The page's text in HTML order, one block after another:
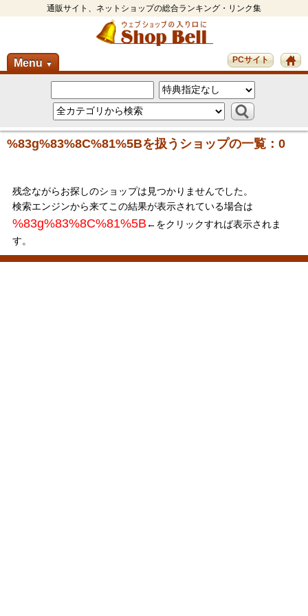
通販サイト、ネットショップの総合ランキング・リンク集
Menu ▼ PCサイト
%83g%83%8C%81%5Bを扱うショップの一覧：0
残念ながらお探しのショップは見つかりませんでした。
検索エンジンから来てこの結果が表示されている場合は
%83g%83%8C%81%5B ←をクリックすれば表示されま
す。